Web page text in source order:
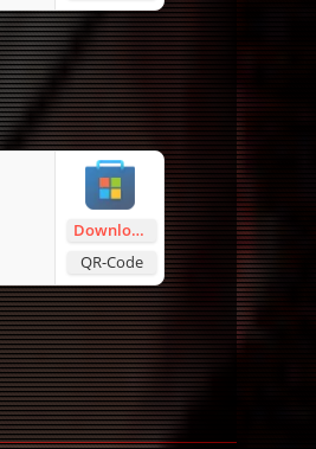
Download
QR-Code